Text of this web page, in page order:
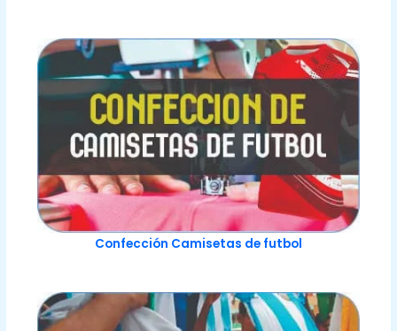
Confección Camisetas de futbol